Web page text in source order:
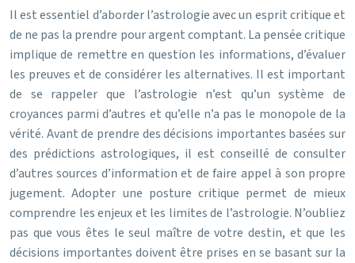
Il est essentiel d’aborder l’astrologie avec un esprit critique et
de ne pas la prendre pour argent comptant. La pensée critique
implique de remettre en question les informations, d’évaluer
les preuves et de considérer les alternatives. Il est important
de se rappeler que l’astrologie n’est qu’un système de
croyances parmi d’autres et qu’elle n’a pas le monopole de la
vérité. Avant de prendre des décisions importantes basées sur
des prédictions astrologiques, il est conseillé de consulter
d’autres sources d’information et de faire appel à son propre
jugement. Adopter une posture critique permet de mieux
comprendre les enjeux et les limites de l’astrologie. N’oubliez
pas que vous êtes le seul maître de votre destin, et que les
décisions importantes doivent être prises en se basant sur la